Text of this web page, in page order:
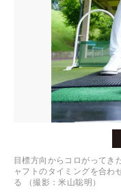
目標方向からコロがってき
ャフトのタイミングを合わ
る （撮影：米山聡明）